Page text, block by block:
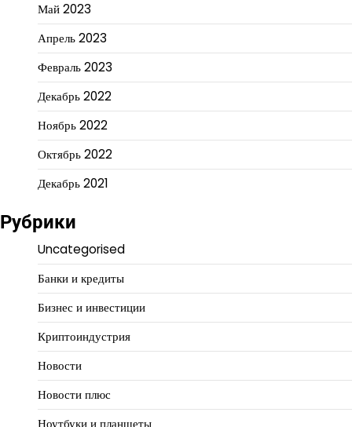
Май 2023
Апрель 2023
Февраль 2023
Декабрь 2022
Ноябрь 2022
Октябрь 2022
Декабрь 2021
Рубрики
Uncategorised
Банки и кредиты
Бизнес и инвестиции
Криптоиндустрия
Новости
Новости плюс
Ноутбуки и планшеты